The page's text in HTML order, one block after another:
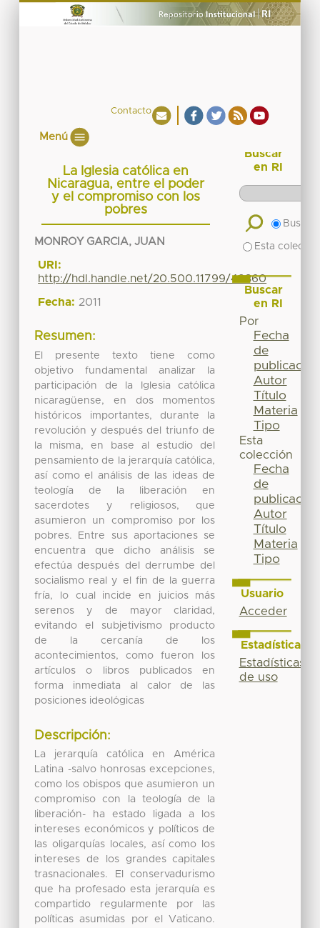
Contacto
Menú
La Iglesia católica en
Nicaragua, entre el poder
y el compromiso con los
pobres
MONROY GARCIA, JUAN
URI:
http://hdl.handle.net/20.500.11799/49360
Fecha: 2011
Resumen:
El presente texto tiene como
objetivo fundamental analizar la
participación de la Iglesia católica
nicaragüense, en dos momentos
históricos importantes, durante la
revolución y después del triunfo de
la misma, en base al estudio del
pensamiento de la jerarquía católica,
así como el análisis de las ideas de
teología de la liberación en
sacerdotes y religiosos, que
asumieron un compromiso por los
pobres. Entre sus aportaciones se
encuentra que dicho análisis se
efectúa después del derrumbe del
socialismo real y el fin de la guerra
fría, lo cual incide en juicios más
serenos y de mayor claridad,
evitando el subjetivismo producto
de la cercanía de los
acontecimientos, como fueron los
artículos o libros publicados en
forma inmediata al calor de las
posiciones ideológicas
Descripción:
La jerarquía católica en América
Latina -salvo honrosas excepciones,
como los obispos que asumieron un
compromiso con la teología de la
liberación- ha estado ligada a los
intereses económicos y políticos de
las oligarquías locales, así como los
intereses de los grandes capitales
trasnacionales. El conservadurismo
que ha profesado esta jerarquía es
compartido regularmente por las
políticas asumidas por el Vaticano.
Buscar
en RI
Buscar
Esta
Buscar
en RI
Por
Fecha
de
publicación
Autor
Título
Materia
Tipo
Esta
colección
Fecha
de
publicación
Autor
Título
Materia
Tipo
Usuario
Acceder
Estadísticas
Estadísticas
de uso